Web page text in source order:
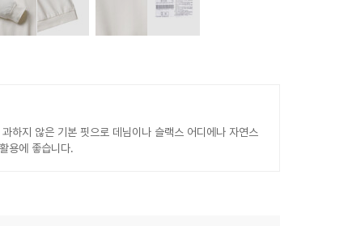
하지 않은 기본 핏으로 데님이나 슬랙스 어디에나 자연스
용에 좋습니다.